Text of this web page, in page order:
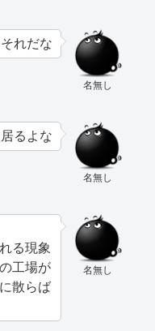
名無し
それだな
名無し
るよな
名無し
る現象
工場が
散らば